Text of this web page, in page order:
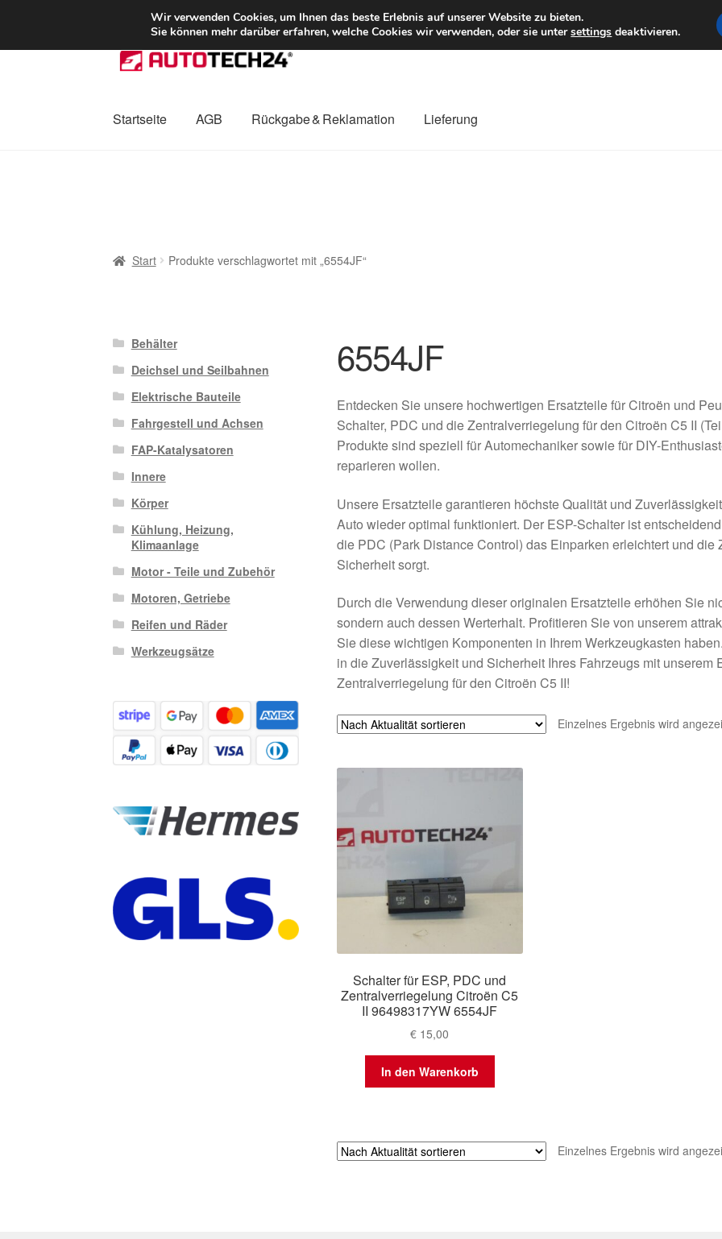
LIEFERUNG ab 6 EUR Mo–Fr
Zur
Navigation
Zum
Inhalt
Startseite
AGB Rückgabe & Reklamation Lieferung
Start Produkte verschlagwortet mit „6554JF“
6554JF
Entdecken Sie unsere hochwertigen Ersatzteile für Citroën und
Schalter, PDC und die Zentralverriegelung für den Citroën C5 II
Produkte sind speziell für Automechaniker sowie für DIY-
reparieren wollen.
Unsere Ersatzteile garantieren höchste Qualität und
Auto wieder optimal funktioniert. Der ESP-Schalter ist
die PDC (Park Distance Control) das Einparken erleichtert und
Sicherheit sorgt.
Durch die Verwendung dieser originalen Ersatzteile erhöhen Sie
sondern auch dessen Werterhalt. Profitieren Sie von unserem
Sie diese wichtigen Komponenten in Ihrem Werkzeugkasten
in die Zuverlässigkeit und Sicherheit Ihres Fahrzeugs mit unserem
Zentralverriegelung für den Citroën C5 II!
Einzelnes Ergebnis wird
Schalter für ESP, PDC und
Zentralverriegelung Citroën C5
II 96498317YW 6554JF
€ 15,00
In den Warenkorb
Einzelnes Ergebnis wird
Behälter
Deichsel und Seilbahnen
Elektrische Bauteile
Fahrgestell und Achsen
FAP-Katalysatoren
Innere
Körper
Kühlung, Heizung,
Klimaanlage
Motor - Teile und Zubehör
Motoren, Getriebe
Reifen und Räder
Werkzeugsätze
Wir verwenden Cookies, um Ihnen das beste Erlebnis auf unserer Website zu bieten.
Sie können mehr darüber erfahren, welche Cookies wir verwenden, oder sie untersettings deaktivieren.